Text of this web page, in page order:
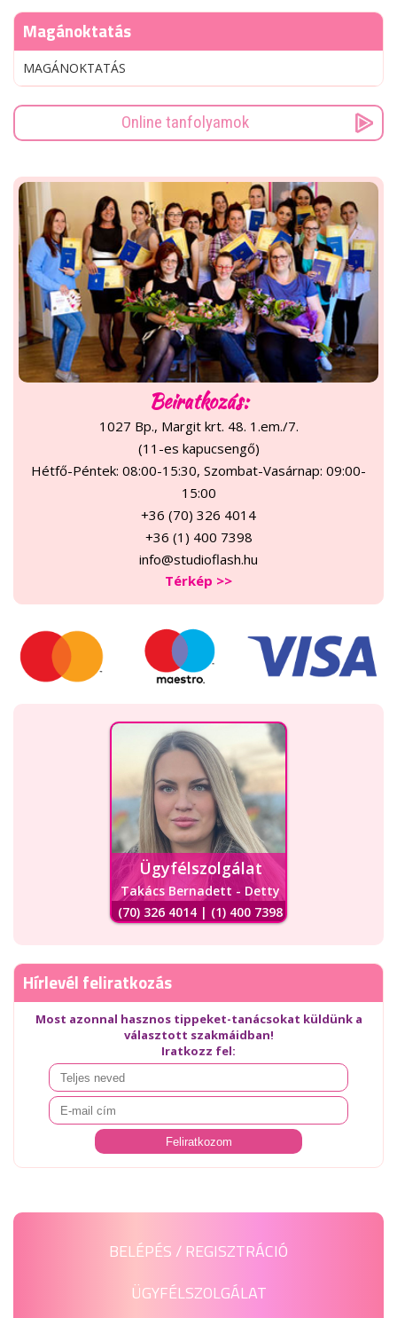
Magánoktatás
MAGÁNOKTATÁS
Online tanfolyamok
Beiratkozás:
1027 Bp., Margit krt. 48. 1.em./7.
(11-es kapucsengő)
Hétfő-Péntek: 08:00-15:30, Szombat-Vasárnap: 09:00-
15:00
+36 (70) 326 4014
+36 (1) 400 7398
info@studioflash.hu
Térkép >>
Ügyfélszolgálat
Takács Bernadett - Detty
(70) 326 4014 | (1) 400 7398
Hírlevél feliratkozás
Most azonnal hasznos tippeket-tanácsokat küldünk a
választott szakmáidban!
Iratkozz fel:
BELÉPÉS / REGISZTRÁCIÓ
ÜGYFÉLSZOLGÁLAT